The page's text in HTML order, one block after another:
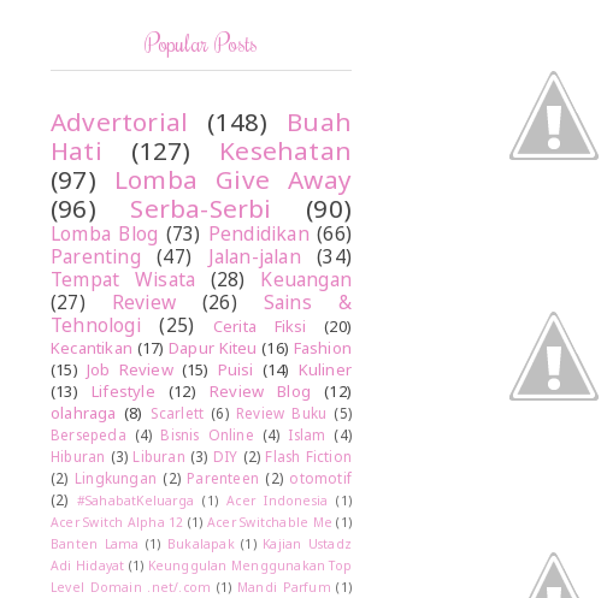
Popular Posts
Advertorial (148)
Buah
Hati
(127)
Kesehatan
(97)
Lomba Give Away
(96)
Serba-Serbi (90)
Lomba Blog (73) Pendidikan (66)
Parenting
(47) Jalan-jalan
(34)
Tempat Wisata
(28)
Keuangan
(27)
Review (26)
Sains &
Tehnologi
(25) Cerita Fiksi
(20)
Kecantikan (17) Dapur Kiteu (16) Fashion
(15) Job Review (15) Puisi (14) Kuliner
(13)
Lifestyle (12) Review Blog
(12)
olahraga (8) Scarlett (6) Review Buku (5)
Bersepeda (4) Bisnis Online (4) Islam (4)
Hiburan (3) Liburan (3) DIY (2) Flash Fiction
(2) Lingkungan (2) Parenteen (2) otomotif
(2) #SahabatKeluarga (1) Acer Indonesia
(1)
Acer Switch Alpha 12 (1) Acer Switchable Me (1)
Banten Lama (1) Bukalapak (1) Kajian Ustadz
Adi Hidayat (1) Keunggulan Menggunakan Top
Level Domain .net/.com (1) Mandi Parfum (1)